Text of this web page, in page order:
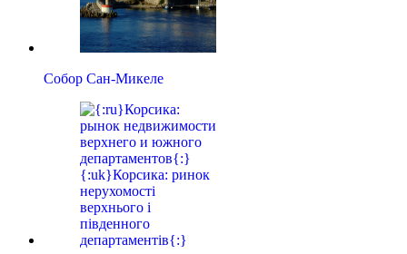
Собор Сан-Микеле